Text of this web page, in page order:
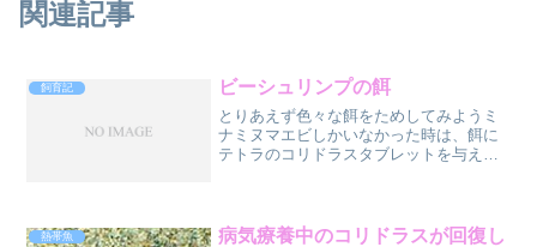
関連記事
飼育記 ビーシュリンプの餌
とりあえず色々な餌をためしてみようミ
ナミヌマエビしかいなかった時は、餌に
テトラのコリドラスタブレットを与えて
餌を購入する事にしました...
熱帯魚
病気療養中のコリドラスが回復し